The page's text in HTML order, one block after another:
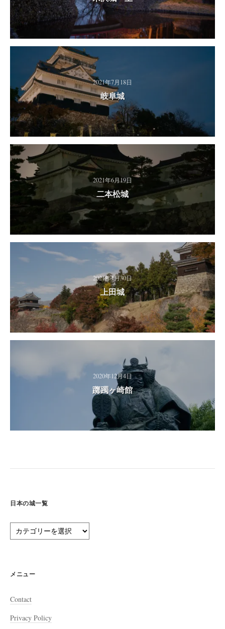
2021年7月18日
岐阜城
2021年6月19日
二本松城
2021年1月30日
上田城
2020年12月4日
躑躅ヶ崎館
日本の城一覧
本
一
メニュー
Contact
Privacy Policy